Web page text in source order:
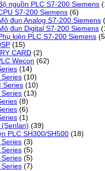
nguồn PLC S7-200 Siemens
S7-200 Siemens (6)
đun Analog S7-200 Siemens
đun Digital S7-200 Siemens
kiện PLC S7-200 Siemens
(15)
CARD (2)
Wecon (62)
(14)
Series (10)
Series (10)
Series (13)
(8)
(6)
(1)
(39)
PLC SH300/SH500 (18)
(3)
(5)
(5)
(7)